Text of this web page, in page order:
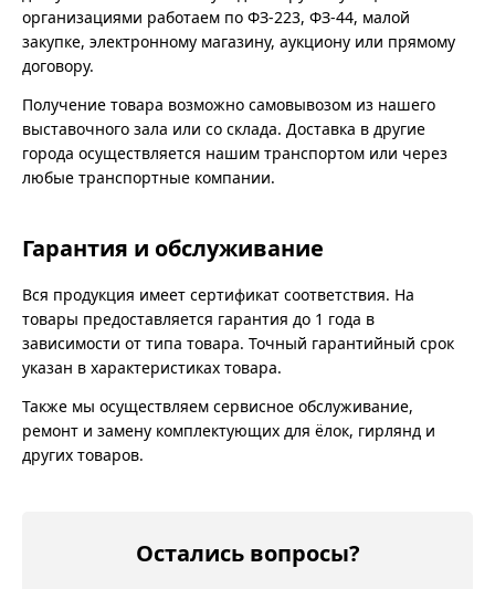
организациями работаем по ФЗ-223, ФЗ-44, малой
закупке, электронному магазину, аукциону или прямому
договору.
Получение товара возможно самовывозом из нашего
выставочного зала или со склада. Доставка в другие
города осуществляется нашим транспортом или через
любые транспортные компании.
Гарантия и обслуживание
Вся продукция имеет сертификат соответствия. На
товары предоставляется гарантия до 1 года в
зависимости от типа товара. Точный гарантийный срок
указан в характеристиках товара.
Также мы осуществляем сервисное обслуживание,
ремонт и замену комплектующих для ёлок, гирлянд и
других товаров.
Остались вопросы?